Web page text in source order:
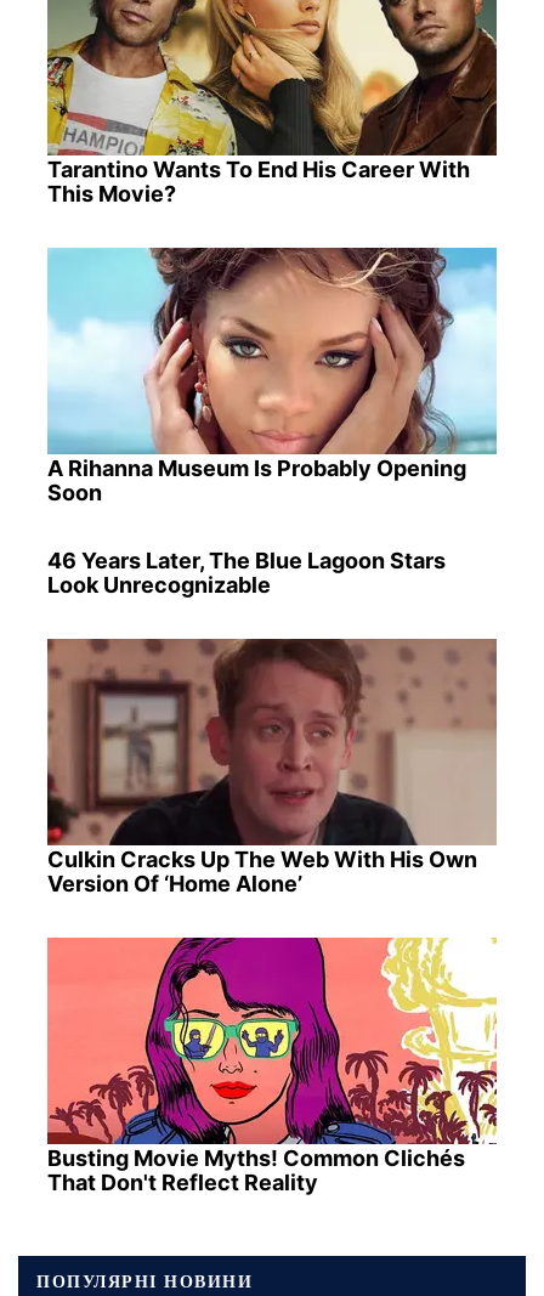
Tarantino Wants To End His Career With
This Movie?
A Rihanna Museum Is Probably Opening
Soon
46 Years Later, The Blue Lagoon Stars
Look Unrecognizable
Culkin Cracks Up The Web With His Own
Version Of ‘Home Alone’
Busting Movie Myths! Common Clichés
That Don't Reflect Reality
ПОПУЛЯРНІ НОВИНИ